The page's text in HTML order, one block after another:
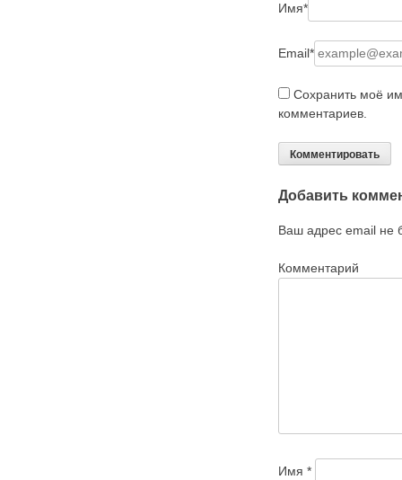
Имя*
Email*
Сохранить моё
комментариев.
Добавить
Ваш адрес email не
Комментарий
Имя *